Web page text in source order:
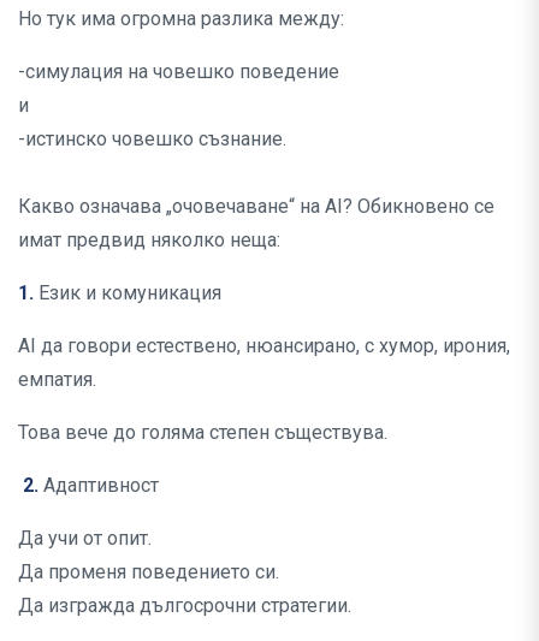
Но тук има огромна разлика между:
-симулация на човешко поведение
и
-истинско човешко съзнание.
Какво означава „очовечаване“ на AI? Обикновено се
имат предвид няколко неща:
1. Език и комуникация
AI да говори естествено, нюансирано, с хумор, ирония,
емпатия.
Това вече до голяма степен съществува.
2. Адаптивност
Да учи от опит.
Да променя поведението си.
Да изгражда дългосрочни стратегии.